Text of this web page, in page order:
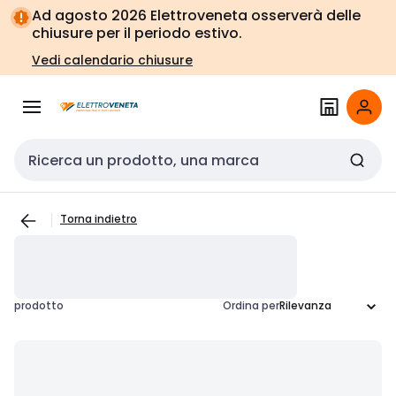
Vai alla
navigazione
Vai
alla
pagina
Ad agosto 2026 Elettroveneta osserverà delle
chiusure per il periodo estivo.
Vedi calendario chiusure
Cerca input
Torna indietro
prodotto Ordina per